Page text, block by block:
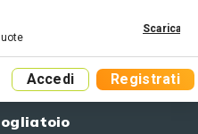
Scarica
Accedi Registrati